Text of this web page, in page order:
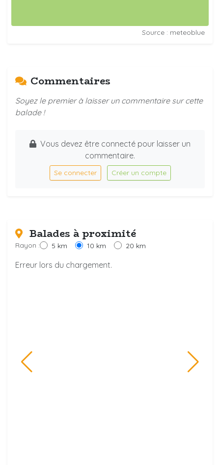
Source : meteoblue
Commentaires
Soyez le premier à laisser un commentaire sur cette
balade !
Vous devez être connecté pour laisser un
commentaire.
Se connecter Créer un compte
Balades à proximité
Rayon : 5 km 10 km 20 km
Erreur lors du chargement.